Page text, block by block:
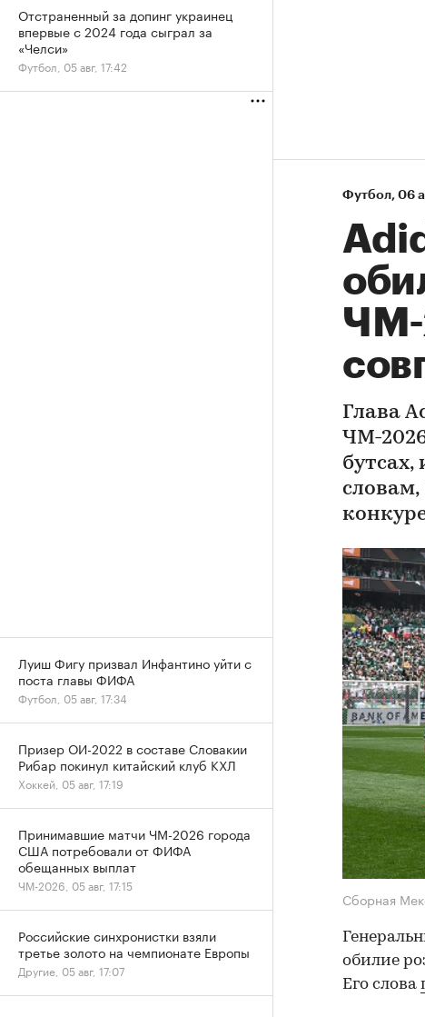
Футбол⁠, 06
ЧМ-
Глава
ЧМ-
бутсах,
Сборная
обилие
Его слова
Отстраненный за допинг украинец
впервые с 2024 года сыграл за
«Челси»
Футбол, 05 авг, 17:42
Луиш Фигу призвал Инфантино уйти с
поста главы ФИФА
Футбол, 05 авг, 17:34
Призер ОИ-2022 в составе Словакии
Рибар покинул китайский клуб КХЛ
Хоккей, 05 авг, 17:19
Принимавшие матчи ЧМ-2026 города
США потребовали от ФИФА
обещанных выплат
ЧМ-2026, 05 авг, 17:15
Российские синхронистки взяли
третье золото на чемпионате Европы
Другие, 05 авг, 17:07